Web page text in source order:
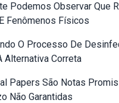
Podemos Observar Que
Fenômenos Físicos
O Processo De
Alternativa Correta
Papers São Notas
Não Garantidas